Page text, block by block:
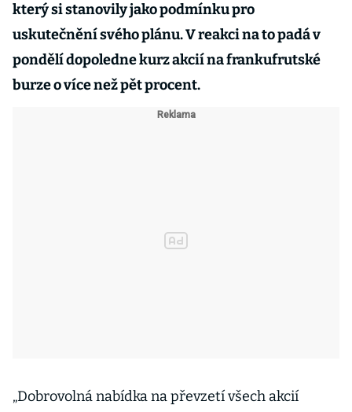
který si stanovily jako podmínku pro
uskutečnění svého plánu. V reakci na to padá v
pondělí dopoledne kurz akcií na frankufrutské
burze o více než pět procent.
„Dobrovolná nabídka na převzetí všech akcií